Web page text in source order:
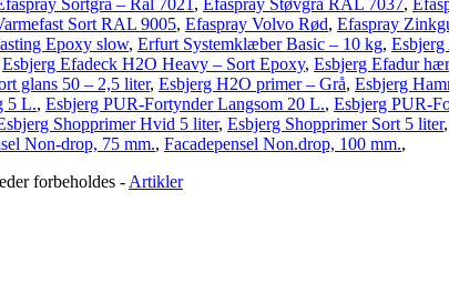
Sortgrå – Ral 7021 , Efaspray Støvgrå RAL 7037,
Sort RAL 9005, Efaspray Volvo Rød, Efaspray
Epoxy slow, Erfurt Systemklæber Basic – 10 kg,
Esbjerg Efadeck H2O Heavy – Sort Epoxy, Esbjerg Efadur
glans 50 – 2,5 liter, Esbjerg H2O primer – Grå, Esbjerg
5 L., Esbjerg PUR-Fortynder Langsom 20 L., Esbjerg PUR-
Shopprimer Hvid 5 liter, Esbjerg Shopprimer Sort 5 liter,
Non-drop, 75 mm., Facadepensel Non.drop, 100 mm.,
forbeholdes - Artikler